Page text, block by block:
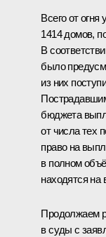
Всего от огня
1414 домов,
В
было
из них
бюджета
от числа тех
право на
в полном
находятся на
Продолжаем
в суды с